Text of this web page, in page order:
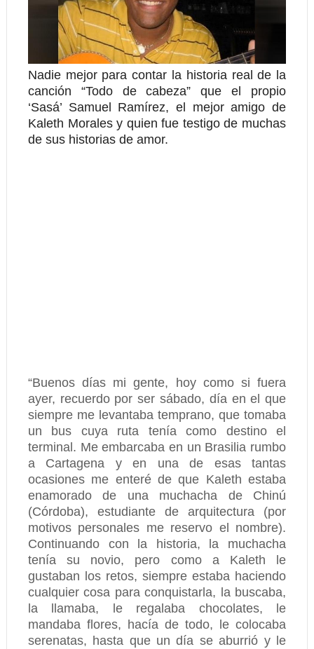
Nadie mejor para contar la historia real de la
canción “Todo de cabeza” que el propio
‘Sasá’ Samuel Ramírez, el mejor amigo de
Kaleth Morales y quien fue testigo de muchas
de sus historias de amor.
“Buenos días mi gente, hoy como si fuera
ayer, recuerdo por ser sábado, día en el que
siempre me levantaba temprano, que tomaba
un bus cuya ruta tenía como destino el
terminal. Me embarcaba en un Brasilia rumbo
a Cartagena y en una de esas tantas
ocasiones me enteré de que Kaleth estaba
enamorado de una muchacha de Chinú
(Córdoba), estudiante de arquitectura (por
motivos personales me reservo el nombre).
Continuando con la historia, la muchacha
tenía su novio, pero como a Kaleth le
gustaban los retos, siempre estaba haciendo
cualquier cosa para conquistarla, la buscaba,
la llamaba, le regalaba chocolates, le
mandaba flores, hacía de todo, le colocaba
serenatas, hasta que un día se aburrió y le